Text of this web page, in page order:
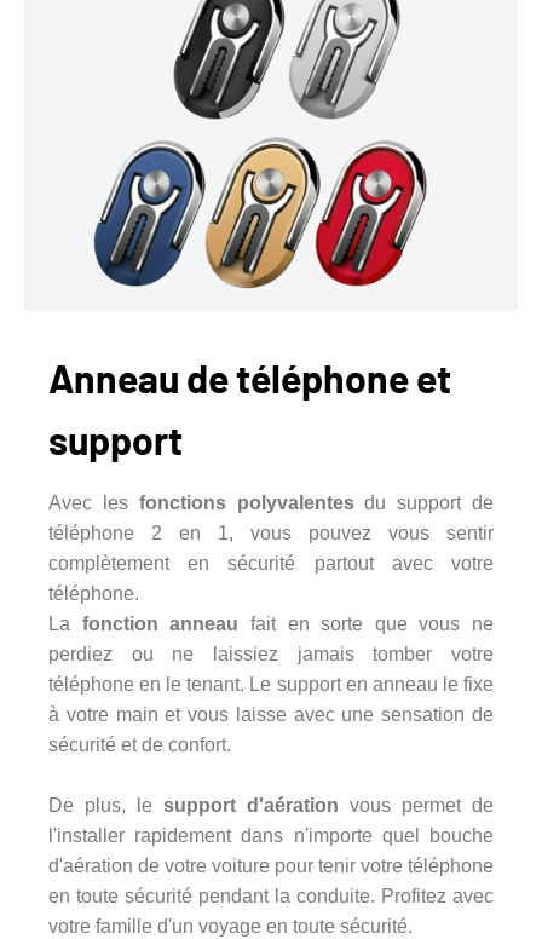
Anneau de téléphone et
support
Avec les fonctions polyvalentesdu support de
téléphone 2 en 1, vous pouvez vous sentir
complètement en sécurité partout avec votre
téléphone.
La fonction anneau fait en sorte que vous ne
perdiez ou ne laissiez jamais tomber votre
téléphone en le tenant. Le support en anneau le fixe
à votre main et vous laisse avec une sensation de
sécurité et de confort.
De plus, le support d'aération vous permet de
l'installer rapidement dans n'importe quel bouche
d'aération de votre voiture pour tenir votre téléphone
en toute sécurité pendant la conduite. Profitez avec
votre famille d'un voyage en toute sécurité.